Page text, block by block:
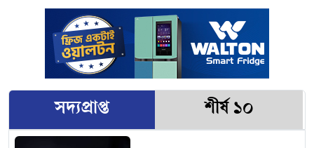
সদ্যপ্রাপ্ত শীর্ষ ১০